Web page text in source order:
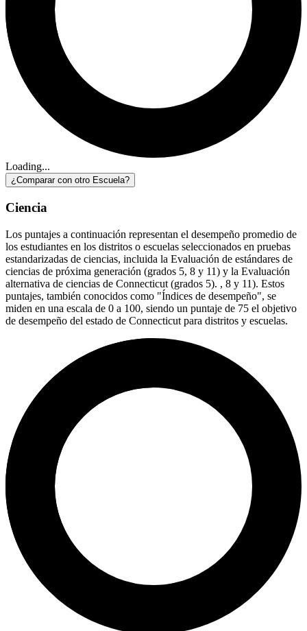
Loading...
¿Comparar con otro Escuela?
Ciencia
Los puntajes a continuación representan el desempeño promedio de
los estudiantes en los distritos o escuelas seleccionados en pruebas
estandarizadas de ciencias, incluida la Evaluación de estándares de
ciencias de próxima generación (grados 5, 8 y 11) y la Evaluación
alternativa de ciencias de Connecticut (grados 5). , 8 y 11). Estos
puntajes, también conocidos como "Índices de desempeño", se
miden en una escala de 0 a 100, siendo un puntaje de 75 el objetivo
de desempeño del estado de Connecticut para distritos y escuelas.